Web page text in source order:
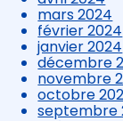
mars 2024
février 2024
janvier 2024
décembre
novembre
octobre
septembre